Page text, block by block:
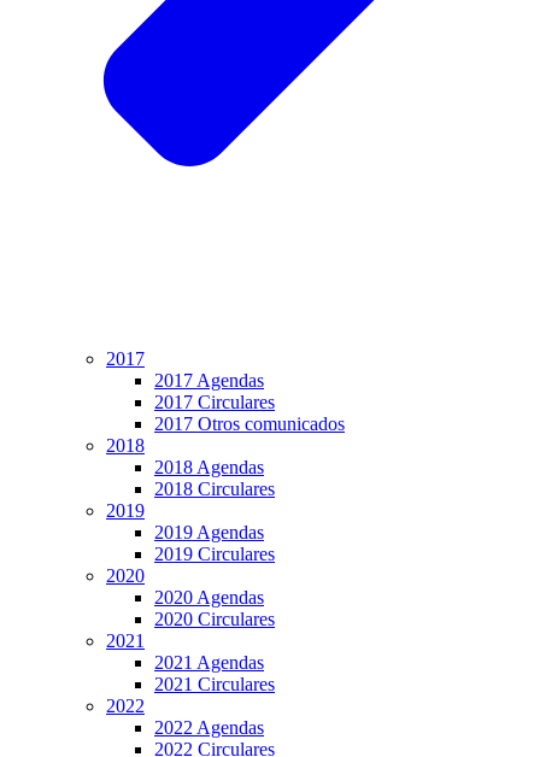
2017
2017 Agendas
2017 Circulares
2017 Otros comunicados
2018
2018 Agendas
2018 Circulares
2019
2019 Agendas
2019 Circulares
2020
2020 Agendas
2020 Circulares
2021
2021 Agendas
2021 Circulares
2022
2022 Agendas
2022 Circulares